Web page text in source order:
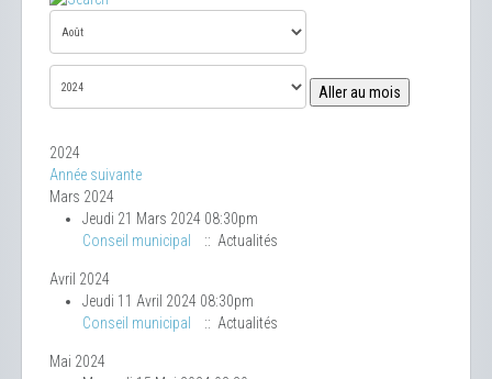
Aller au mois
2024
Année suivante
Mars 2024
Jeudi 21 Mars 2024 08:30pm
Conseil municipal
:: Actualités
Avril 2024
Jeudi 11 Avril 2024 08:30pm
Conseil municipal
:: Actualités
Mai 2024